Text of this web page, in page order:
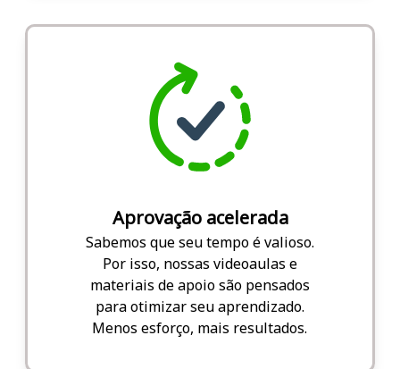
Aprovação acelerada
Sabemos que seu tempo é valioso.
Por isso, nossas videoaulas e
materiais de apoio são pensados
para otimizar seu aprendizado.
Menos esforço, mais resultados.